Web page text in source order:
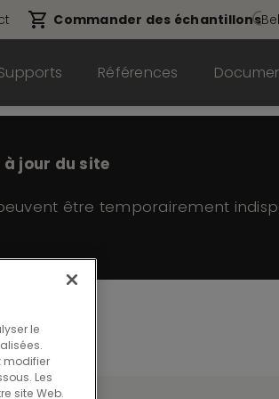
Commander des échantillons
Références
jour du site
être temporairement
le
modifier
Les
site Web.